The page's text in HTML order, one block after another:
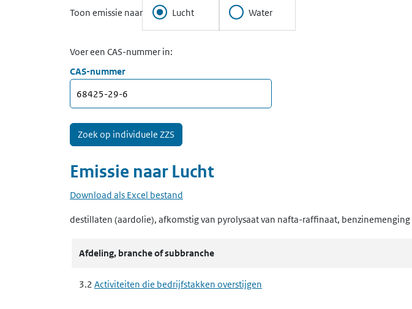
Toon emissie naar Lucht Water
Voer een CAS-nummer in:
CAS-nummer
Emissie naar Lucht
Download als Excel bestand
destillaten (aardolie), afkomstig van pyrolysaat van nafta-raffinaat, benzinemenging
Afdeling, branche of subbranche
3.2 Activiteiten die bedrijfstakken overstijgen